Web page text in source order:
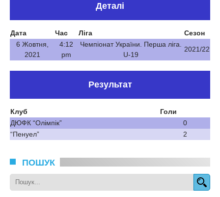
Деталі
Дата Час Ліга
Сезон
6 Жовтня,
2021
4:12
pm
Чемпіонат України. Перша ліга.
U-19
2021/22
Результат
Клуб
Голи
ДЮФК “Олімпік”
0
“Пенуел”
2
ПОШУК